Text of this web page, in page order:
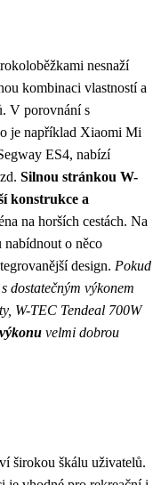
nesnaží
kombinaci vlastností a
V porovnání s
je například Xiaomi Mi
ES4, nabízí
Silnou stránkou W-
konstrukce a
na horších cestách. Na
o něco
design. Pokud
dostatečným výkonem
W-TEC Tendeal 700W
velmi dobrou
širokou škálu uživatelů.